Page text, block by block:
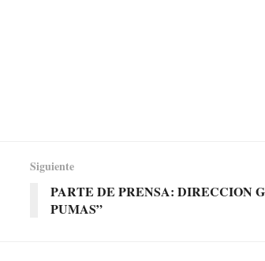
Siguiente
PARTE DE PRENSA: DIRECCION
PUMAS”